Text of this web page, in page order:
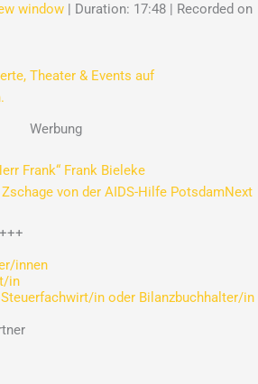
window | Duration: 17:48 | Recorded on
Werbung
Frank“ Frank Bieleke
von der AIDS-Hilfe PotsdamNext
+++
innen
in
in oder Bilanzbuchhalter/in